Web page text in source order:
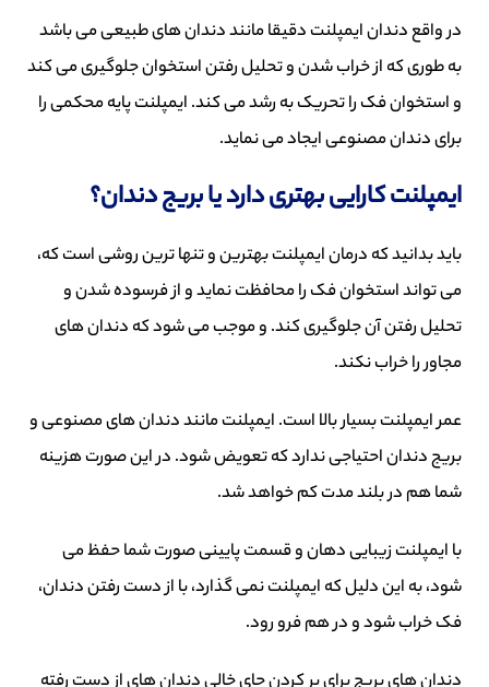
در واقع دندان ایمپلنت دقیقا مانند دندان های طبیعی می باشد
به طوری که از خراب شدن و تحلیل رفتن استخوان جلوگیری می کند
و استخوان فک را تحریک به رشد می کند. ایمپلنت پایه محکمی را
برای دندان مصنوعی ایجاد می نماید.
ایمپلنت کارایی بهتری دارد یا بریج دندان؟
باید بدانید که درمان ایمپلنت بهترین و تنها ترین روشی است که،
می تواند استخوان فک را محافظت نماید و از فرسوده شدن و
تحلیل رفتن آن جلوگیری کند. و موجب می شود که دندان های
مجاور را خراب نکند.
عمر ایمپلنت بسیار بالا است. ایمپلنت مانند دندان های مصنوعی و
بریج دندان احتیاجی ندارد که تعویض شود. در این صورت هزینه
شما هم در بلند مدت کم خواهد شد.
با ایمپلنت زیبایی دهان و قسمت پایینی صورت شما حفظ می
شود، به این دلیل که ایمپلنت نمی گذارد، با از دست رفتن دندان،
فک خراب شود و در هم فرو رود.